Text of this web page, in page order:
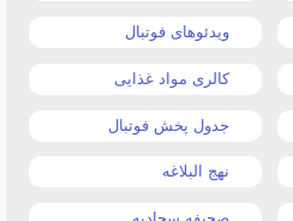
ویدئوهای فوتبال
کالری مواد غذایی
جدول پخش فوتبال
نهج البلاغه